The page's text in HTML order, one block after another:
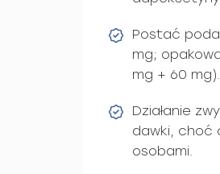
Postać
mg;
mg + 60 mg).
Działanie
dawki, choć
osobami.